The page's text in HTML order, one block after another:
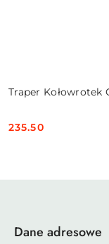
Traper Kołowrotek
Cena:
235.50
Dane adresowe